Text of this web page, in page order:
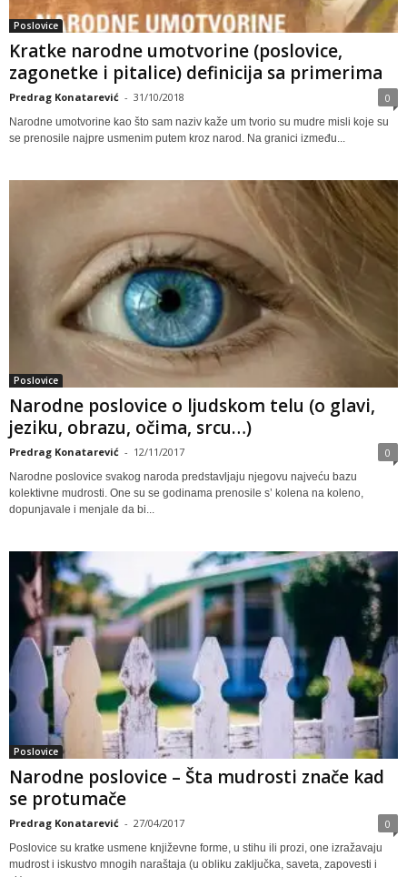
Poslovice
Kratke narodne umotvorine (poslovice,
zagonetke i pitalice) definicija sa primerima
Predrag Konatarević - 31/10/2018 0
Narodne umotvorine kao što sam naziv kaže um tvorio su mudre misli koje su
se prenosile najpre usmenim putem kroz narod. Na granici između...
Poslovice
Narodne poslovice o ljudskom telu (o glavi,
jeziku, obrazu, očima, srcu…)
Predrag Konatarević - 12/11/2017 0
Narodne poslovice svakog naroda predstavljaju njegovu najveću bazu
kolektivne mudrosti. One su se godinama prenosile s’ kolena na koleno,
dopunjavale i menjale da bi...
Poslovice
Narodne poslovice – Šta mudrosti znače kad
se protumače
Predrag Konatarević - 27/04/2017 0
Poslovice su kratke usmene književne forme, u stihu ili prozi, one izražavaju
mudrost i iskustvo mnogih naraštaja (u obliku zaključka, saveta, zapovesti i